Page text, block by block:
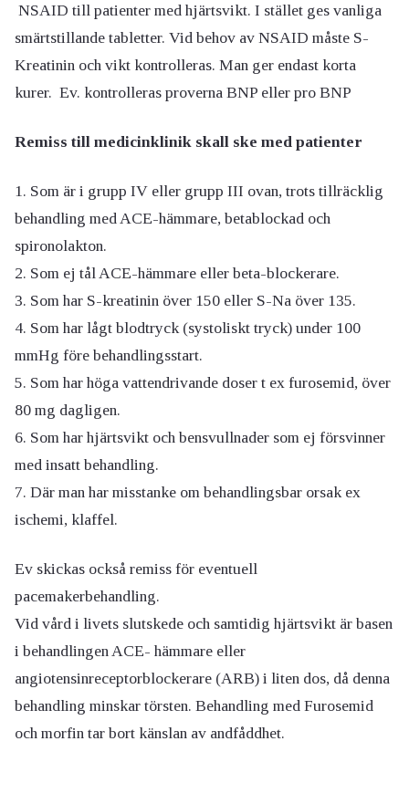
NSAID till patienter med hjärtsvikt. I stället ges vanliga
smärtstillande tabletter. Vid behov av NSAID måste S-
Kreatinin och vikt kontrolleras. Man ger endast korta
kurer. Ev. kontrolleras proverna BNP eller pro BNP
Remiss till medicinklinik skall ske med patienter
Som är i grupp IV eller grupp III ovan, trots tillräcklig
behandling med ACE-hämmare, betablockad och
spironolakton.
Som ej tål ACE-hämmare eller beta-blockerare.
Som har S-kreatinin över 150 eller S-Na över 135.
Som har lågt blodtryck (systoliskt tryck) under 100
mmHg före behandlingsstart.
Som har höga vattendrivande doser t ex furosemid, över
80 mg dagligen.
Som har hjärtsvikt och bensvullnader som ej försvinner
med insatt behandling.
Där man har misstanke om behandlingsbar orsak ex
ischemi, klaffel.
Ev skickas också remiss för eventuell
pacemakerbehandling.
Vid vård i livets slutskede och samtidig hjärtsvikt är basen
i behandlingen ACE- hämmare eller
angiotensinreceptorblockerare (ARB) i liten dos, då denna
behandling minskar törsten. Behandling med Furosemid
och morfin tar bort känslan av andfåddhet.